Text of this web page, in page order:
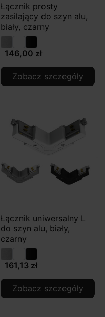
Łącznik prosty
zasilający do szyn alu,
biały, czarny
146,00 zł
Zobacz szczegóły
Łącznik uniwersalny L
do szyn alu, biały,
czarny
161,13 zł
Zobacz szczegóły